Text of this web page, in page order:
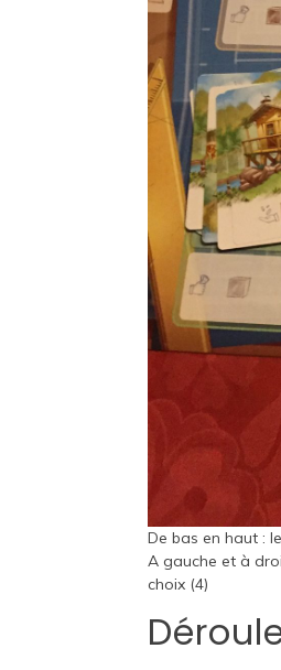
De bas en haut :
A gauche et à
choix (4)